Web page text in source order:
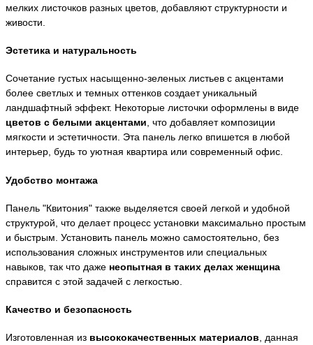
мелких листочков разных цветов, добавляют структурности и
живости.
Эстетика и натуральность
Сочетание густых насыщенно-зеленых листьев с акцентами
более светлых и темных оттенков создает уникальный
ландшафтный эффект. Некоторые листочки оформлены в виде
цветов с белыми акцентами, что добавляет композиции
мягкости и эстетичности. Эта панель легко впишется в любой
интерьер, будь то уютная квартира или современный офис.
Удобство монтажа
Панель "Квитония" также выделяется своей легкой и удобной
структурой, что делает процесс установки максимально простым
и быстрым. Установить панель можно самостоятельно, без
использования сложных инструментов или специальных
навыков, так что даже неопытная в таких делах женщина
справится с этой задачей с легкостью.
Качество и безопасность
Изготовленная из высококачественных материалов , данная